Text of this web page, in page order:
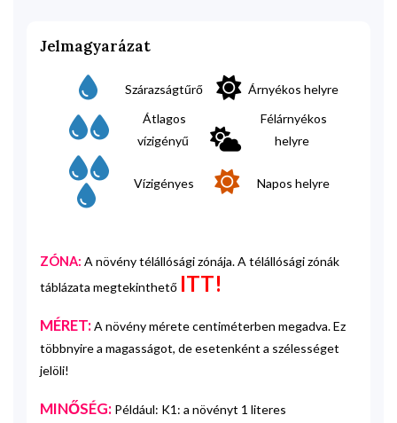
Jelmagyarázat
Szárazságtűrő
Árnyékos helyre
Átlagos
vízigényű
Félárnyékos
helyre
Vízigényes Napos helyre
ZÓNA: A növény télállósági zónája. A télállósági zónák
táblázata megtekinthető ITT!
MÉRET:A növény mérete centiméterben megadva. Ez
többnyire a magasságot, de esetenként a szélességet
jelöli!
MINŐSÉG: Például: K1: a növényt 1 literes